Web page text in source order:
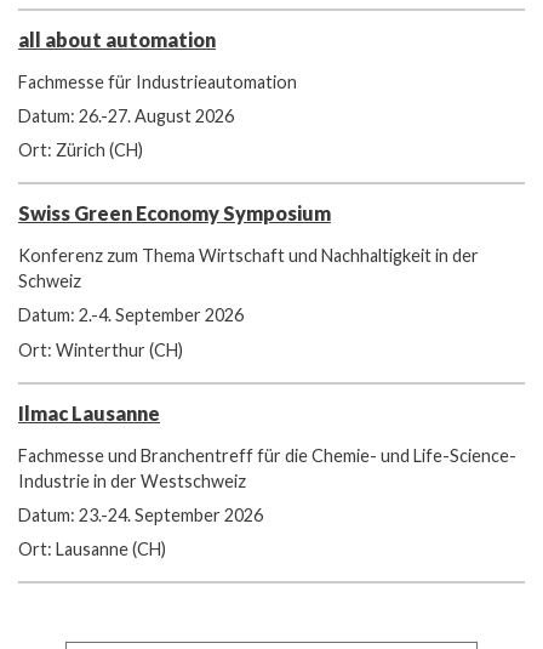
all about automation
Fachmesse für Industrieautomation
Datum: 26.-27. August 2026
Ort: Zürich (CH)
Swiss Green Economy Symposium
Konferenz zum Thema Wirtschaft und Nachhaltigkeit in der
Schweiz
Datum: 2.-4. September 2026
Ort: Winterthur (CH)
Ilmac Lausanne
Fachmesse und Branchentreff für die Chemie- und Life-Science-
Industrie in der Westschweiz
Datum: 23.-24. September 2026
Ort: Lausanne (CH)